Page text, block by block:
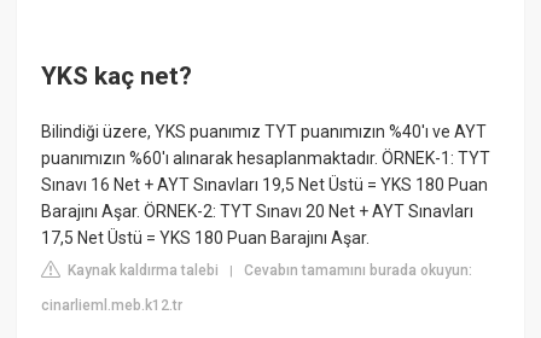
YKS kaç net?
Bilindiği üzere, YKS puanımız TYT puanımızın %40'ı ve AYT
puanımızın %60'ı alınarak hesaplanmaktadır. ÖRNEK-1: TYT
Sınavı 16 Net + AYT Sınavları 19,5 Net Üstü = YKS 180 Puan
Barajını Aşar. ÖRNEK-2: TYT Sınavı 20 Net + AYT Sınavları
17,5 Net Üstü = YKS 180 Puan Barajını Aşar.
Kaynak kaldırma talebi |Cevabın tamamını burada okuyun:
cinarlieml.meb.k12.tr